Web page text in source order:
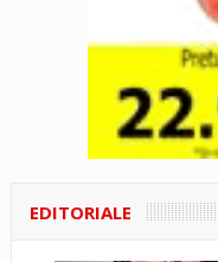
EDITORIALE